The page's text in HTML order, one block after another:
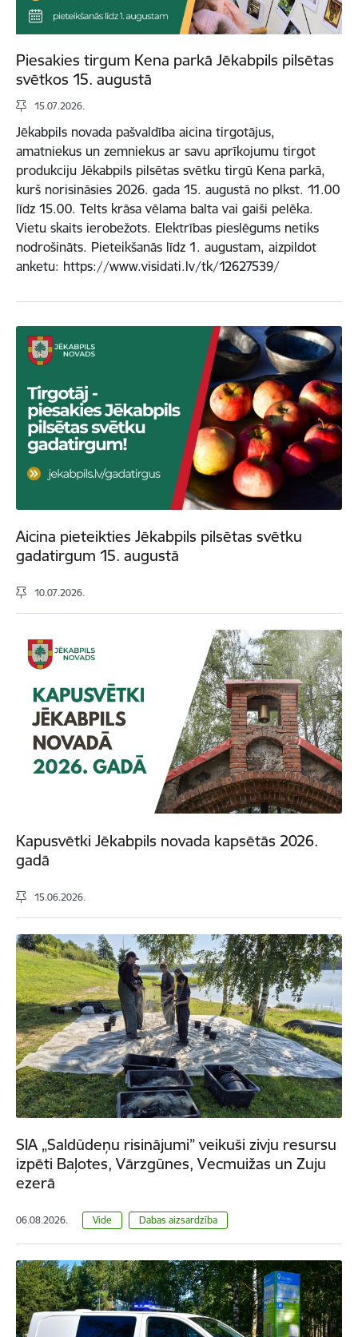
Piesakies tirgum Kena parkā Jēkabpils pilsētas
svētkos 15. augustā
15.07.2026.
Jēkabpils novada pašvaldība aicina tirgotājus,
amatniekus un zemniekus ar savu aprīkojumu tirgot
produkciju Jēkabpils pilsētas svētku tirgū Kena parkā,
kurš norisināsies 2026. gada 15. augustā no plkst. 11.00
līdz 15.00. Telts krāsa vēlama balta vai gaiši pelēka.
Vietu skaits ierobežots. Elektrības pieslēgums netiks
nodrošināts. Pieteikšanās līdz 1. augustam, aizpildot
anketu: https://www.visidati.lv/tk/12627539/
Aicina pieteikties Jēkabpils pilsētas svētku
gadatirgum 15. augustā
10.07.2026.
Kapusvētki Jēkabpils novada kapsētās 2026.
gadā
15.06.2026.
SIA „Saldūdeņu risinājumi” veikuši zivju resursu
izpēti Baļotes, Vārzgūnes, Vecmuižas un Zuju
ezerā
06.08.2026. Vide Dabas aizsardzība